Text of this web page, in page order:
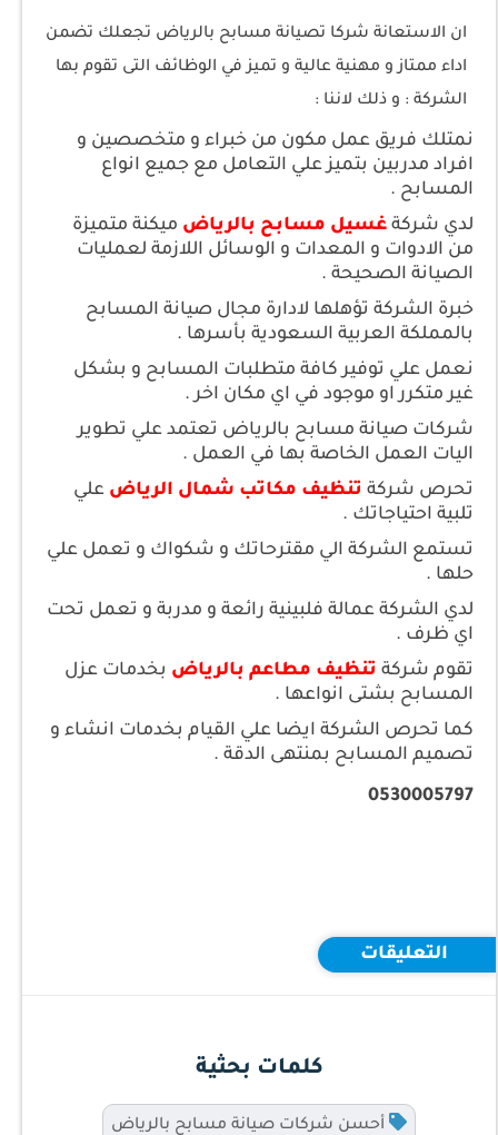
ان الاستعانة شركا تصيانة مسابح بالرياض تجعلك تضمن
اداء ممتاز و مهنية عالية و تميز في الوظائف التى تقوم بها
الشركة : و ذلك لاننا :
نمتلك فريق عمل مكون من خبراء و متخصصين و
افراد مدربين بتميز علي التعامل مع جميع انواع
المسابح .
لدي شركةغسيل مسابح بالرياض ميكنة متميزة
من الادوات و المعدات و الوسائل اللازمة لعمليات
الصيانة الصحيحة .
خبرة الشركة تؤهلها لادارة مجال صيانة المسابح
بالمملكة العربية السعودية بأسرها .
نعمل علي توفير كافة متطلبات المسابح و بشكل
غير متكرر او موجود في اي مكان اخر .
شركات صيانة مسابح بالرياض تعتمد علي تطوير
اليات العمل الخاصة بها في العمل .
تحرص شركة تنظيف مكاتب شمال الرياض علي
تلبية احتياجاتك .
تستمع الشركة الي مقترحاتك و شكواك و تعمل علي
حلها .
لدي الشركة عمالة فلبينية رائعة و مدربة و تعمل تحت
اي ظرف .
تقوم شركة تنظيف مطاعم بالرياض بخدمات عزل
المسابح بشتى انواعها .
كما تحرص الشركة ايضا علي القيام بخدمات انشاء و
تصميم المسابح بمنتهى الدقة .
0530005797
التعليقات
كلمات بحثية
أحسن شركات صيانة مسابح بالرياض